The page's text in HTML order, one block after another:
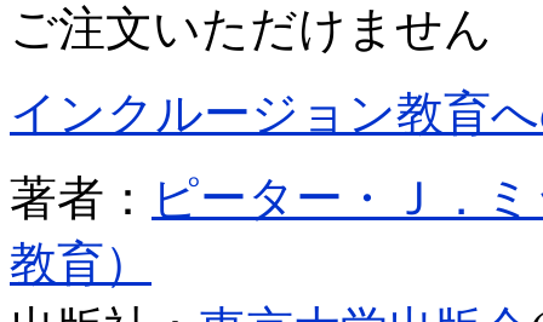
ご注文いただけません
インクルージョン教育
著者： ピーター・Ｊ．
教育）